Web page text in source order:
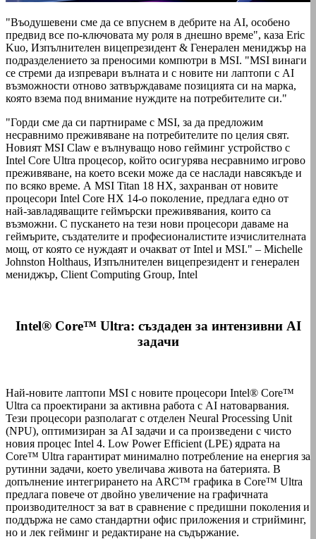
"Въодушевени сме да се впуснем в дебрите на AI, особено
предвид все по-ключовата му роля в днешно време", каза Eric
Kuo, Изпълнителен вицепрезидент & Генерален мениджър на
подразделението за преносими компютри в MSI. "MSI винаги
се стреми да изпревари вълната и с новите ни лаптопи с AI
възможности отново затвърждаваме позицията си на марка,
която взема под внимание нуждите на потребителите си."
"Горди сме да си партнираме с MSI, за да предложим
несравнимо преживяване на потребителите по целия свят.
Новият MSI Claw е вълнуващо ново гейминг устройство с
Intel Core Ultra процесор, който осигурява несравнимо игрово
преживяване, на което всеки може да се наслади навсякъде и
по всяко време. А MSI Titan 18 HX, захранван от новите
процесори Intel Core HX 14-о поколение, предлага едно от
най-завладяващите геймърски преживявания, които са
възможни. С пускането на тези нови процесори даваме на
геймърите, създателите и професионалистите изчислителната
мощ, от която се нуждаят и очакват от Intel и MSI." – Michelle
Johnston Holthaus, Изпълнителен вицепрезидент и генерален
мениджър, Client Computing Group, Intel
Intel® Core™ Ultra: създаден за интензивни AI
задачи
Най-новите лаптопи MSI с новите процесори Intel® Core™
Ultra са проектирани за активна работа с AI натоварвания.
Тези процесори разполагат с отделен Neural Processing Unit
(NPU), оптимизиран за AI задачи и са произведени с чисто
новия процес Intel 4. Low Power Efficient (LPE) ядрата на
Core™ Ultra гарантират минимално потребление на енергия за
рутинни задачи, което увеличава живота на батерията. В
допълнение интегрирането на ARC™ графика в Core™ Ultra
предлага повече от двойно увеличение на графичната
производителност за ват в сравнение с предишни поколения и
поддържа не само стандартни офис приложения и стрийминг,
но и лек гейминг и редактиране на съдържание.